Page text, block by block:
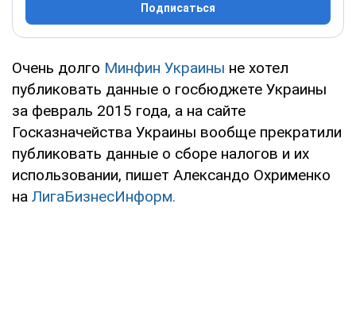
Подписаться
Очень долго Минфин Украины не хотел
публиковать данные о госбюджете Украины
за февраль 2015 года, а на сайте
Госказначейства Украины вообще прекратили
публиковать данные о сборе налогов и их
использовании, пишет Александо Охрименко
на ЛигаБизнесИнформ.